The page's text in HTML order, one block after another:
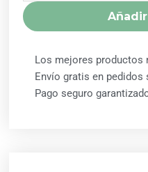
NATURAL
RHADE
Los mejores productos
Envío gratis en pedidos
Pago seguro